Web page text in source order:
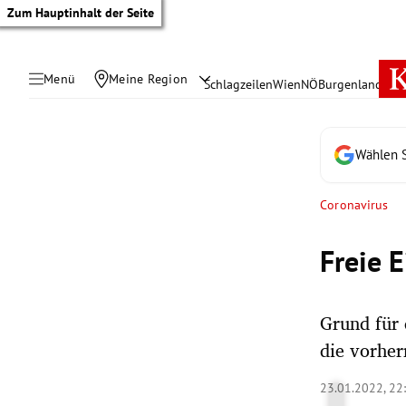
Zum Hauptinhalt der Seite
Menü Meine Region SchlagzeilenWienNÖBurgenland
Wählen
Coronavirus
Freie
Grund für
die
23.01.2022,